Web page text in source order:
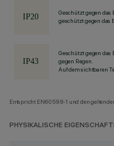
Geschützt gegen das
geschützt gegen das
Geschützt gegen das
gegen Regen.
Auf dem sichtbaren
Entspricht EN60598-1 und den
PHYSIKALISCHE